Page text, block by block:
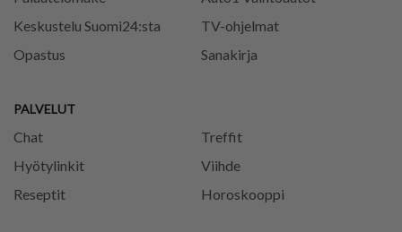
Keskustelu Suomi24:sta
Opastus
PALVELUT
Chat
Treffit
Hyötylinkit
Viihde
Reseptit
Horoskooppi
TV-ohjelmat
Sanakirja